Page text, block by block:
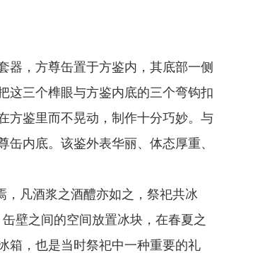
器，方尊缶置于方鉴内，其底部一侧
这三个榫眼与方鉴内底的三个弯钩扣
方鉴里而不晃动，制作十分巧妙。与
内底。该鉴外表华丽、体态厚重、
，凡酒浆之酒醴亦如之，祭祀共冰
壁之间的空间放置冰块，在春夏之
箱，也是当时祭祀中一种重要的礼